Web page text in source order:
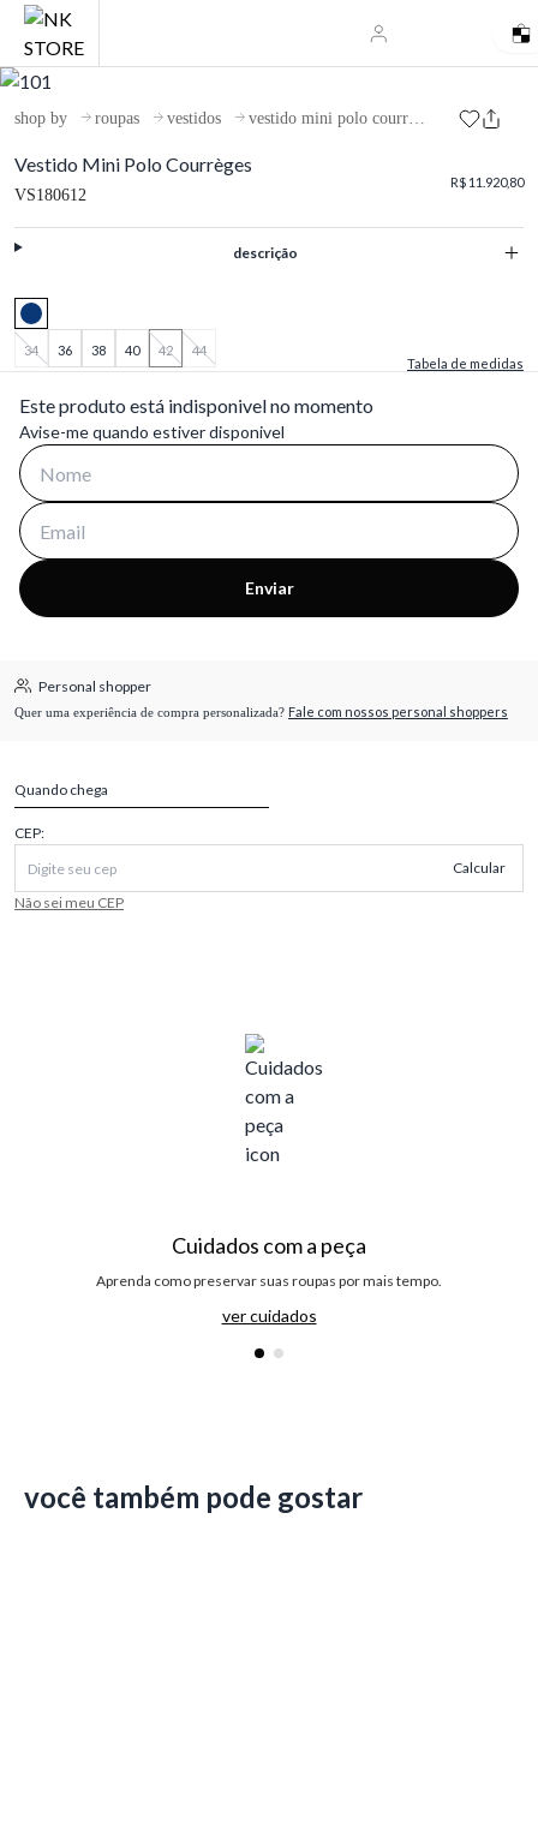
shop by roupas vestidos vestido mini polo courrèges
Vestido Mini Polo Courrèges
VS180612
R$ 11.920,80
descrição
34 36 38 40 42
44
Tabela de medidas
Este produto está indisponivel no momento
Avise-me quando estiver disponivel
Enviar
Personal shopper
Quer uma experiência de compra personalizada? Fale com nossos personal shoppers
Quando chega
CEP:
Calcular
Não sei meu CEP
Cuidados com a peça
Aprenda como preservar suas roupas por mais tempo.
ver cuidados
você também pode gostar